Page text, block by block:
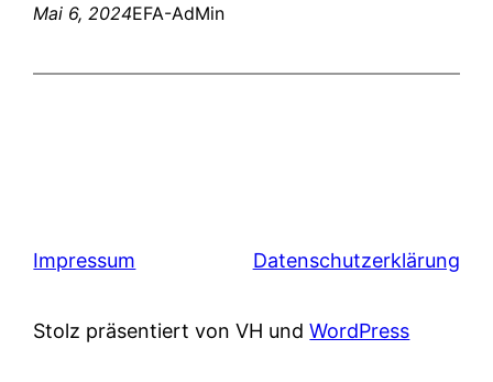
Mai 6, 2024EFA-AdMin
Impressum Datenschutzerklärung
Stolz präsentiert von VH undWordPress